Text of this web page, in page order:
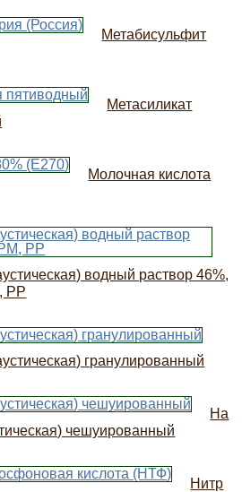
Метабисульфит
Метасиликат
Молочная кислота
водный раствор 46%,
РР
гранулированный
На
чешуированный
Нитр